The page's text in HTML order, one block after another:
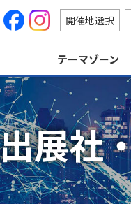
開催地選択
テーマゾーン
出展社